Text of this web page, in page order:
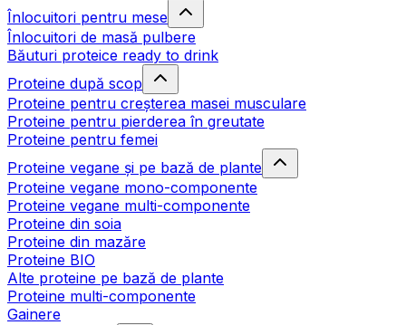
Înlocuitori pentru mese
Înlocuitori de masă pulbere
Băuturi proteice ready to drink
Proteine după scop
Proteine pentru creșterea masei musculare
Proteine pentru pierderea în greutate
Proteine pentru femei
Proteine vegane și pe bază de plante
Proteine vegane mono-componente
Proteine vegane multi-componente
Proteine din soia
Proteine din mazăre
Proteine BIO
Alte proteine pe bază de plante
Proteine multi-componente
Gainere